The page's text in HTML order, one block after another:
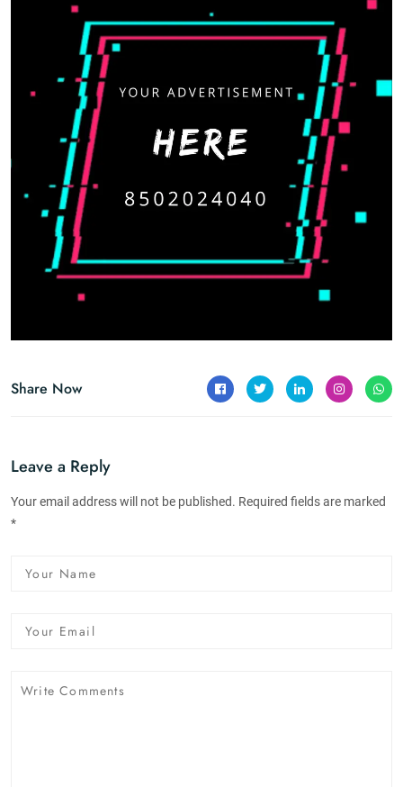
Share Now
Leave a Reply
Your email address will not be published. Required fields are marked
*